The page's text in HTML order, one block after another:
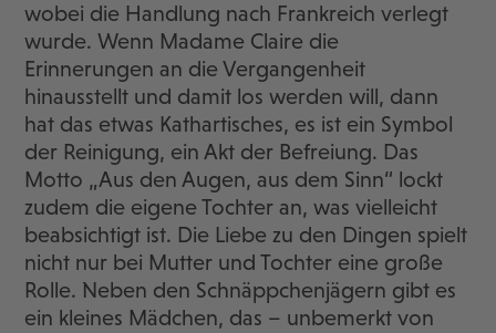
wobei die Handlung nach Frankreich verlegt
wurde. Wenn Madame Claire die
Erinnerungen an die Vergangenheit
hinausstellt und damit los werden will, dann
hat das etwas Kathartisches, es ist ein Symbol
der Reinigung, ein Akt der Befreiung. Das
Motto „Aus den Augen, aus dem Sinn“ lockt
zudem die eigene Tochter an, was vielleicht
beabsichtigt ist. Die Liebe zu den Dingen spielt
nicht nur bei Mutter und Tochter eine große
Rolle. Neben den Schnäppchenjägern gibt es
ein kleines Mädchen, das – unbemerkt von